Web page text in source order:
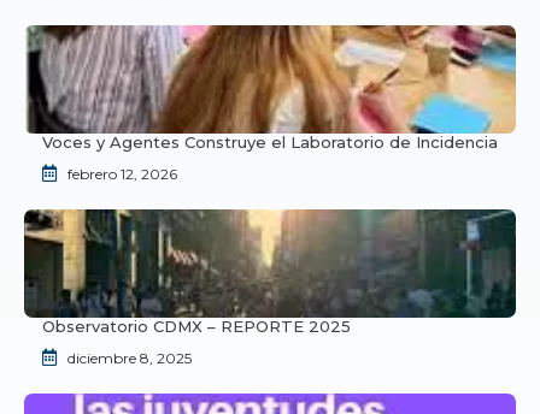
Voces y Agentes Construye el Laboratorio de Incidencia
febrero 12, 2026
Observatorio CDMX – REPORTE 2025
diciembre 8, 2025